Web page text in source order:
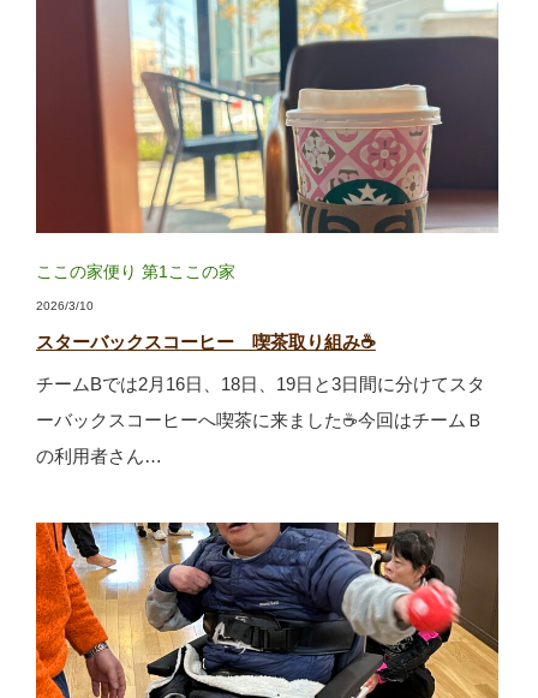
ここの家便り 第1ここの家
2026/3/10
スターバックスコーヒー 喫茶取り組み☕
チームBでは2月16日、18日、19日と3日間に分けてスタ
ーバックスコーヒーへ喫茶に来ました☕今回はチームＢ
の利用者さん…